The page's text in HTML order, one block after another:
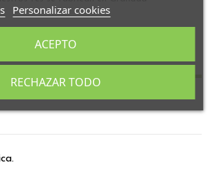
Personalizar cookies
RECHAZAR TODO
ACEPTO